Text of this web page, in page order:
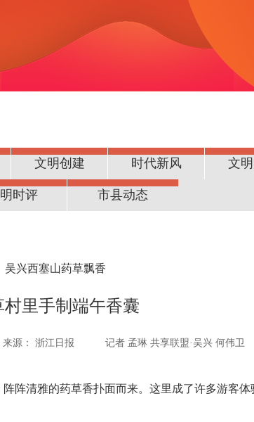
文明创建 时代新风 文
时评 市县动态
吴兴西塞山药草飘香
村里手制端午香囊
来源： 浙江日报 记者 孟琳 共享联盟·吴兴 何伟卫
清雅的药草香扑面而来。这里成了许多游客体